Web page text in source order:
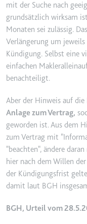
Zweck:
zu
Ablauf:
_gcl_ls
Anbieter:
Zweck:
mit der Suche nach
grundsätzlich wirksam
Monaten sei zulässig.
Verlängerung um
Kündigung. Selbst eine
einfachen
benachteiligt.
Aber der Hinweis auf
Anlage zum Vertrag,
geworden ist. Aus dem
zum Vertrag mit
"beachten", ändere
hier nach dem Willen
der Kündigungsfrist
damit laut BGH
BGH, Urteil vom